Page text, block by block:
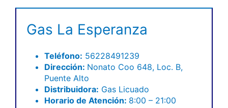
Gas La Esperanza
Teléfono: 56228491239
Dirección: Nonato Coo 648, Loc. B,
Puente Alto
Distribuidora: Gas Licuado
Horario de Atención: 8:00 – 21:00